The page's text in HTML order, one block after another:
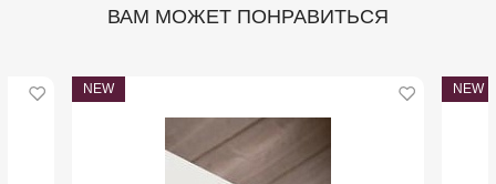
ВАМ МОЖЕТ ПОНРАВИТЬСЯ
NEW NEW